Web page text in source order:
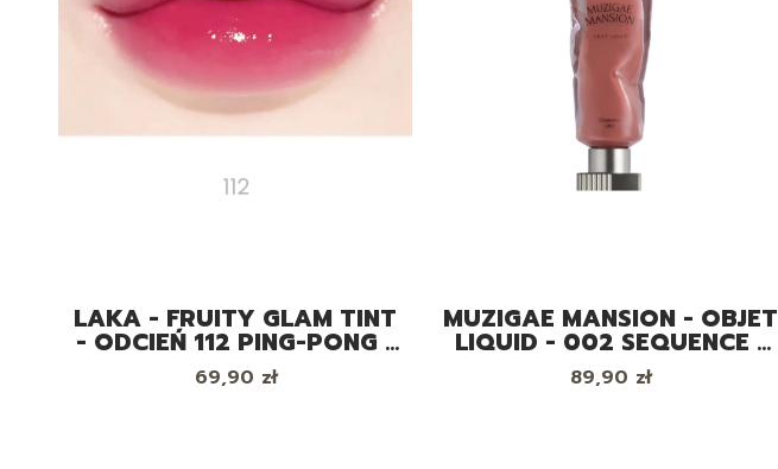
LAKA - FRUITY GLAM TINT
- ODCIEŃ 112 PING-PONG -
BŁYSZCZYK DO UST, 4.5G
Cena
69,90 zł
MUZIGAE MANSION - OBJET
LIQUID - 002 SEQUENCE -
TINT DO UST
Cena
89,90 zł